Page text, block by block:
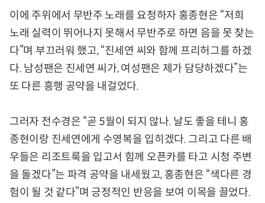
이에 주위에서 무반주 노래를 요청하자 홍종현은 “저희
노래 실력이 뛰어나지 못해서 무반주로 하면 음을 못 찾는
다”며 부끄러워 했고, “진세연 씨와 함께 프리허그를 하겠
다. 남성팬은 진세연 씨가, 여성팬은 제가 담당하겠다”는
또 다른 흥행 공약을 내걸었다.
그러자 전수경은 “곧 5월이 되지 않나. 날도 좋을 테니 홍
종현이랑 진세연에게 수영복을 입히겠다. 그리고 다른 배
우들은 리조트룩을 입고서 힘께 오픈카를 타고 시청 주변
을 돌겠다”는 파격 공약을 내세웠고, 홍종현은 “색다른 경
험이 될 것 같다”며 긍정적인 반응을 보여 이목을 끌었다.